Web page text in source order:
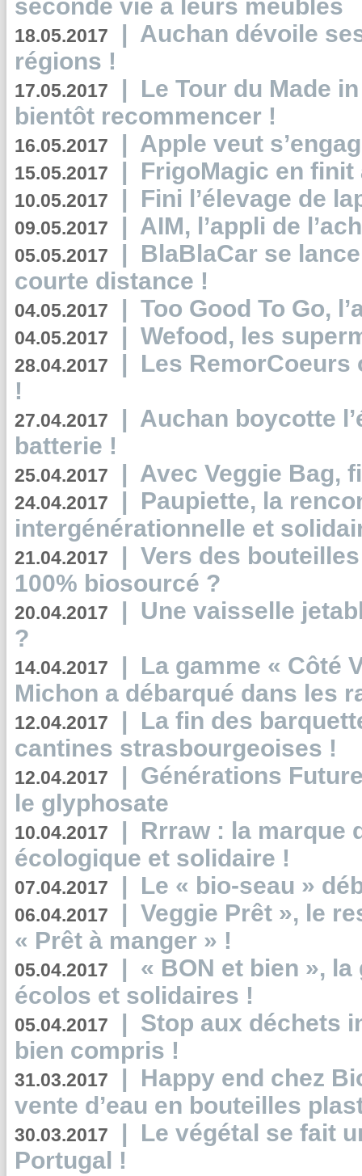
seconde vie à leurs meubles
18.05.2017 | Auchan dévoile
régions !
17.05.2017 | Le Tour du Made
bientôt recommencer !
16.05.2017 | Apple veut
15.05.2017 | FrigoMagic en
10.05.2017 | Fini l’élevage de
09.05.2017 | AIM, l’appli de
05.05.2017 | BlaBlaCar se
courte distance !
04.05.2017 | Too Good To Go,
04.05.2017 | Wefood, les
28.04.2017 | Les RemorCoeurs
!
27.04.2017 | Auchan boycotte
batterie !
25.04.2017 | Avec Veggie Bag,
24.04.2017 | Paupiette, la
intergénérationnelle et
21.04.2017 | Vers des
100% biosourcé ?
20.04.2017 | Une vaisselle
?
14.04.2017 | La gamme « Côté
Michon a débarqué dans les
12.04.2017 | La fin des
cantines strasbourgeoises !
12.04.2017 | Générations
le glyphosate
10.04.2017 | Rrraw : la marque
écologique et solidaire !
07.04.2017 | Le « bio-seau »
06.04.2017 | Veggie Prêt », le
« Prêt à manger » !
05.04.2017 | « BON et bien »,
écolos et solidaires !
05.04.2017 | Stop aux déchets
bien compris !
31.03.2017 | Happy end chez
vente d’eau en bouteilles
30.03.2017 | Le végétal se fait
Portugal !